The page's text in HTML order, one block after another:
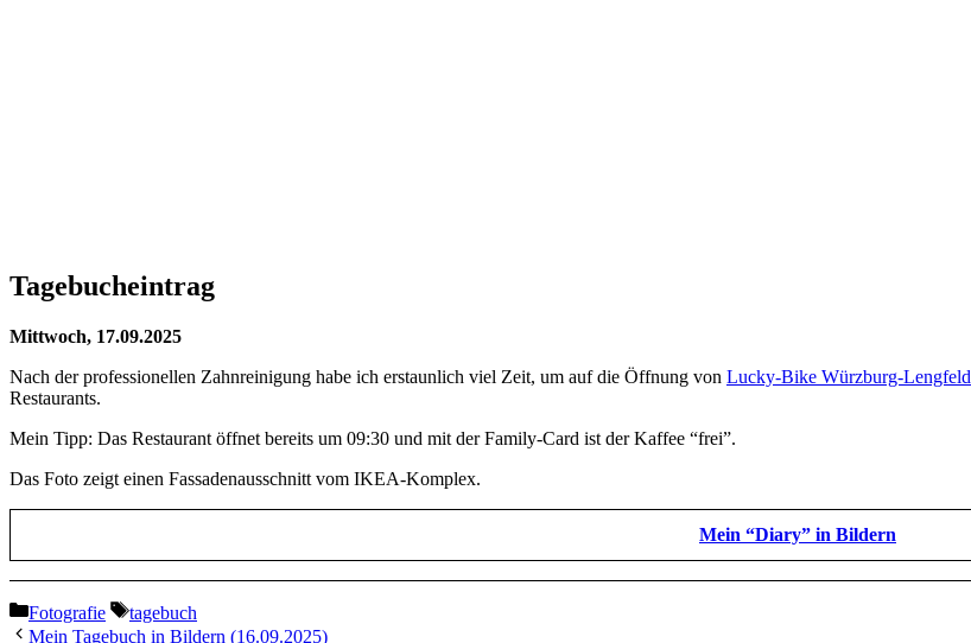
Tagebucheintrag
Mittwoch, 17.09.2025
Nach der professionellen Zahnreinigung habe ich erstaunlich viel Zeit, um auf die Öffnung von Lucky-Bike Würzburg-Lengfeld
Restaurants.
Mein Tipp: Das Restaurant öffnet bereits um 09:30 und mit der Family-Card ist der Kaffee “frei”.
Das Foto zeigt einen Fassadenausschnitt vom IKEA-Komplex.
Mein “Diary” in Bildern
Kategorien
Fotografie Schlagwörter
tagebuch
Mein Tagebuch in Bildern (16.09.2025)